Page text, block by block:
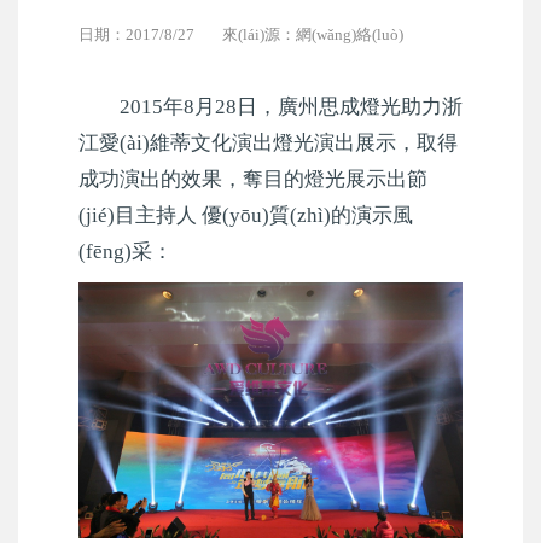
日期：2017/8/27 來(lái)源：網(wǎng)絡(luò)
2015年8月28日，廣州思成燈光助力浙
江愛(ài)維蒂文化演出燈光演出展示，取得
成功演出的效果，奪目的燈光展示出節
(jié)目主持人 優(yōu)質(zhì)的演示風
(fēng)采：